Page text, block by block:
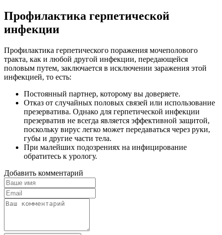
Профилактика герпетической
инфекции
Профилактика герпетического поражения мочеполового
тракта, как и любой другой инфекции, передающейся
половым путем, заключается в исключении заражения этой
инфекцией, то есть:
Постоянный партнер, которому вы доверяете.
Отказ от случайных половых связей или использование
презерватива. Однако для герпетической инфекции
презерватив не всегда является эффективной защитой,
поскольку вирус легко может передаваться через руки,
губы и другие части тела.
При малейших подозрениях на инфицирование
обратитесь к урологу.
Добавить комментарий